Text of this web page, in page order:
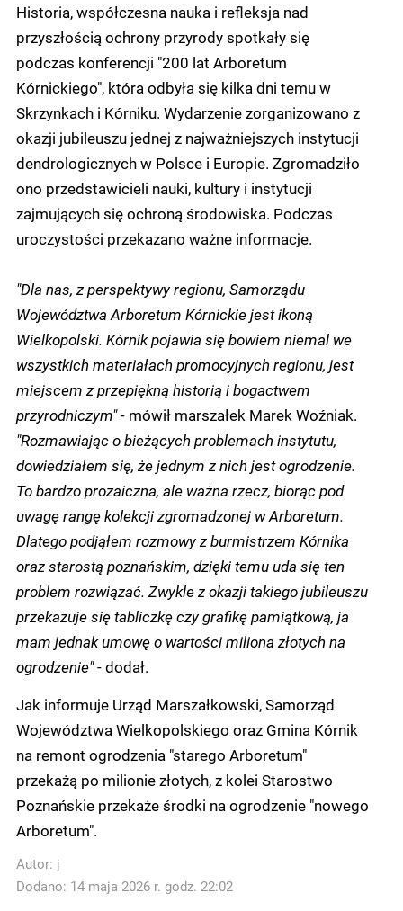
Historia, współczesna nauka i refleksja nad
przyszłością ochrony przyrody spotkały się
podczas konferencji "200 lat Arboretum
Kórnickiego", która odbyła się kilka dni temu w
Skrzynkach i Kórniku. Wydarzenie zorganizowano z
okazji jubileuszu jednej z najważniejszych instytucji
dendrologicznych w Polsce i Europie. Zgromadziło
ono przedstawicieli nauki, kultury i instytucji
zajmujących się ochroną środowiska. Podczas
uroczystości przekazano ważne informacje.
"Dla nas, z perspektywy regionu, Samorządu
Województwa Arboretum Kórnickie jest ikoną
Wielkopolski. Kórnik pojawia się bowiem niemal we
wszystkich materiałach promocyjnych regionu, jest
miejscem z przepiękną historią i bogactwem
przyrodniczym" - mówił marszałek Marek Woźniak.
"Rozmawiając o bieżących problemach instytutu,
dowiedziałem się, że jednym z nich jest ogrodzenie.
To bardzo prozaiczna, ale ważna rzecz, biorąc pod
uwagę rangę kolekcji zgromadzonej w Arboretum.
Dlatego podjąłem rozmowy z burmistrzem Kórnika
oraz starostą poznańskim, dzięki temu uda się ten
problem rozwiązać. Zwykle z okazji takiego jubileuszu
przekazuje się tabliczkę czy grafikę pamiątkową, ja
mam jednak umowę o wartości miliona złotych na
ogrodzenie" -dodał.
Jak informuje Urząd Marszałkowski, Samorząd
Województwa Wielkopolskiego oraz Gmina Kórnik
na remont ogrodzenia "starego Arboretum"
przekażą po milionie złotych, z kolei Starostwo
Poznańskie przekaże środki na ogrodzenie "nowego
Arboretum".
Autor: j
Dodano: 14 maja 2026 r. godz. 22:02